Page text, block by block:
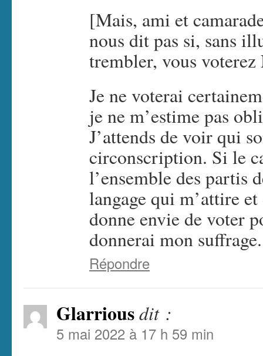
[Mais, ami et
nous dit pas si, sans
trembler, vous voterez
Je ne voterai
je ne m’estime pas
J’attends de voir qui
circonscription. Si le
l’ensemble des partis
langage qui m’attire
donne envie de voter
donnerai mon
Répondre
Glarriousdit :
5 mai 2022 à 17 h 59 min